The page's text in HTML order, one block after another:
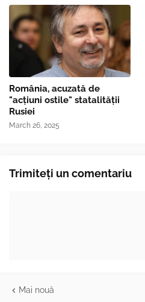
România, acuzată de
"acțiuni ostile" statalității
Rusiei
March 26, 2025
Trimiteți un comentariu
Mai nouă